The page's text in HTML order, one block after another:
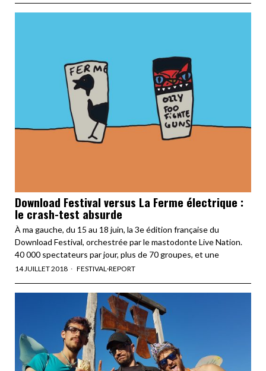
Download Festival versus La Ferme électrique :
le crash-test absurde
À ma gauche, du 15 au 18 juin, la 3e édition française du
Download Festival, orchestrée par le mastodonte Live Nation.
40 000 spectateurs par jour, plus de 70 groupes, et une
14 JUILLET 2018 FESTIVAL·REPORT